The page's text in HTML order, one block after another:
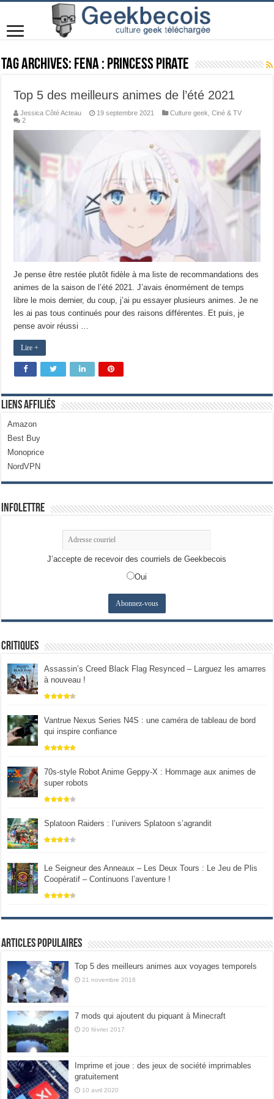
Tag Archives: Fena : Princess Pirate
Top 5 des meilleurs animes de l’été 2021
Jessica Côté Acteau 19 septembre 2021 Culture geek ,Ciné & TV
2
Je pense être restée plutôt fidèle à ma liste de recommandations des
animes de la saison de l’été 2021. J’avais énormément de temps
libre le mois dernier, du coup, j’ai pu essayer plusieurs animes. Je ne
les ai pas tous continués pour des raisons différentes. Et puis, je
pense avoir réussi …
Lire +
Liens Affiliés
Amazon
Best Buy
Monoprice
NordVPN
Infolettre
J’accepte de recevoir des courriels de Geekbecois
Oui
Critiques
Assassin’s Creed Black Flag Resynced – Larguez les amarres
à nouveau !
Vantrue Nexus Series N4S : une caméra de tableau de bord
qui inspire confiance
70s-style Robot Anime Geppy-X : Hommage aux animes de
super robots
Splatoon Raiders : l’univers Splatoon s’agrandit
Le Seigneur des Anneaux – Les Deux Tours : Le Jeu de Plis
Coopératif – Continuons l’aventure !
Articles populaires
Top 5 des meilleurs animes aux voyages temporels
21 novembre 2018
7 mods qui ajoutent du piquant à Minecraft
20 février 2017
Imprime et joue : des jeux de société imprimables
gratuitement
10 avril 2020